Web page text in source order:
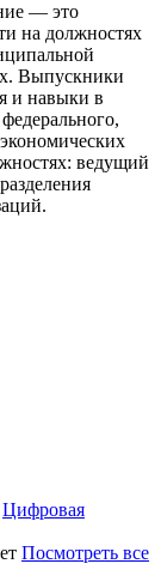
— это
на должностях
Выпускники
и навыки в
ведущий
Цифровая
Посмотреть все